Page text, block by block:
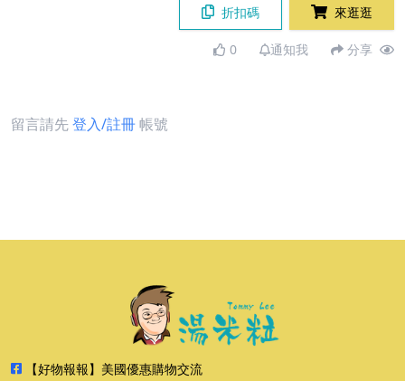
折扣碼 來逛逛
0 通知我 分享
留言請先登入/註冊帳號
【好物報報】美國優惠購物交流